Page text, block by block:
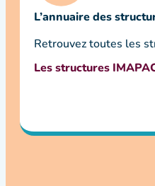
L’annuaire des
Retrouvez toutes les
Les structures